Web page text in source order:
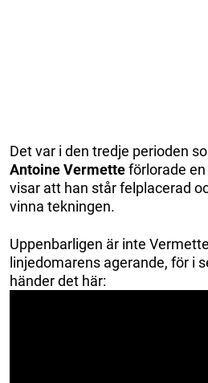
Det var i den tredje perioden
Antoine Vermetteförlorade
visar att han står felplacerad
vinna tekningen.
Uppenbarligen är inte
linjedomarens agerande, för i
händer det här: